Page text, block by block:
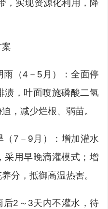
，实现资源化利用，降
雨（4 － 5 月）
：全面停
渍，叶面喷施磷酸二氢
，减少烂根、弱苗。
（ 7 － 9 月）
：增加灌水
采用早晚滴灌模式；增
分，抵御高温热害。
后2 ～3天内不灌水，待